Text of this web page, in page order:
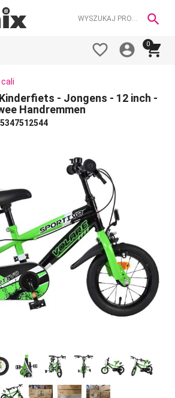

0



cali
- Jongens - 12 inch -
Handremmen